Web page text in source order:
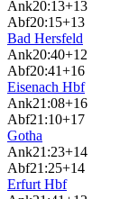
Ank20:13+13
Abf20:15+13
Bad Hersfeld
Ank20:40+12
Abf20:41+16
Eisenach Hbf
Ank21:08+16
Abf21:10+17
Gotha
Ank21:23+14
Abf21:25+14
Erfurt Hbf